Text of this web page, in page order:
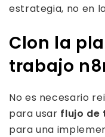
estrategia, no en
Clon la
trabajo
No es necesario
para usar flujo de
para una